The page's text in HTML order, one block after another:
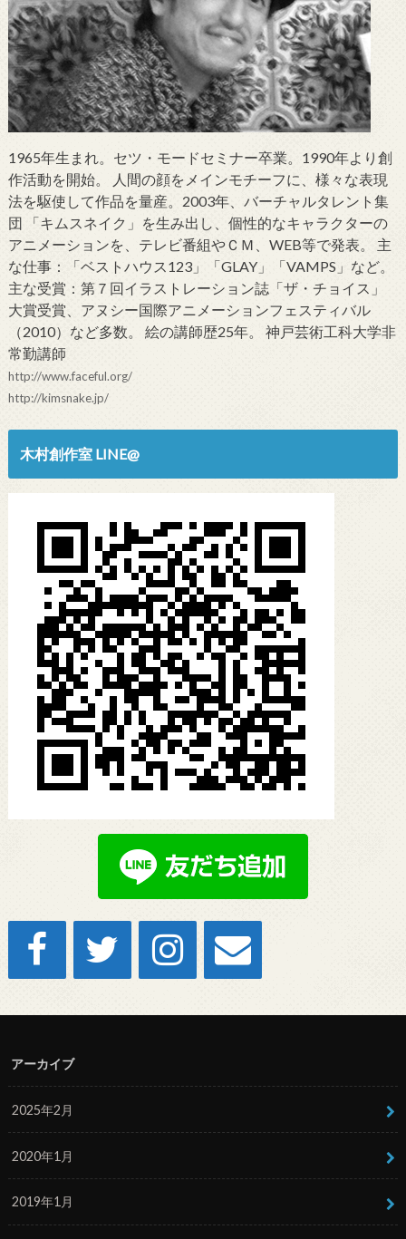
1965年生まれ。セツ・モードセミナー卒業。1990年より創
作活動を開始。 人間の顔をメインモチーフに、様々な表現
法を駆使して作品を量産。2003年、バーチャルタレント集
団 「キムスネイク」を生み出し、個性的なキャラクターの
アニメーションを、テレビ番組やＣＭ、WEB等で発表。 主
な仕事：「ベストハウス123」「GLAY」「VAMPS」など。
主な受賞：第７回イラストレーション誌「ザ・チョイス」
大賞受賞、アヌシー国際アニメーションフェスティバル
（2010）など多数。 絵の講師歴25年。 神戸芸術工科大学非
常勤講師
http://www.faceful.org/
http://kimsnake.jp/
木村創作室 LINE@
アーカイブ
2025年2月
2020年1月
2019年1月